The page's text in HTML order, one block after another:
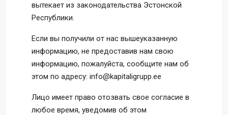
вытекает из законодательства Эстонской
Республики.
Если вы получили от нас вышеуказанную
информацию, не предоставив нам свою
информацию, пожалуйста, сообщите нам об
этом по адресу: info@kapitaligrupp.ee
Лицо имеет право отозвать свое согласие в
любое время, уведомив об этом